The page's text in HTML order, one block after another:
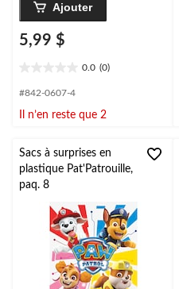
Ajouter
5,99 $
0.0 (0)
étoile(s)
5.
#842-0607-4
Il n’en reste que 2
Sacs à surprises en
plastique Pat'Patrouille,
paq. 8